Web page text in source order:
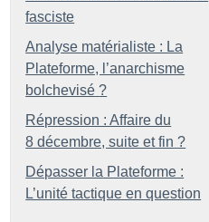
fasciste
Analyse matérialiste : La
Plateforme, l’anarchisme
bolchevisé ?
Répression : Affaire du
8 décembre, suite et fin ?
Dépasser la Plateforme :
L’unité tactique en question